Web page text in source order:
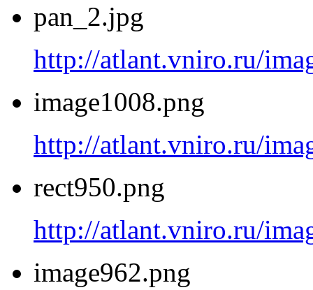
pan_2.jpg
http://atlant.vniro.ru/
image1008.png
http://atlant.vniro.ru/
rect950.png
http://atlant.vniro.ru/
image962.png